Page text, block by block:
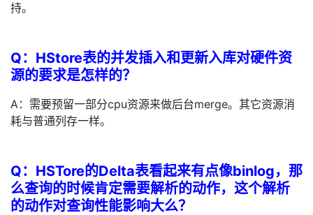
客
论
的
子
我
直
的
动
我
关
的
我
持。
Q：HStore表的并发插入和更新入库对硬件资
源的要求是怎样的？
A：需要预留一部分cpu资源来做后台merge。其它资源消
耗与普通列存一样。
Q：HSTore的Delta表看起来有点像binlog，那
么查询的时候肯定需要解析的动作，这个解析
的动作对查询性能影响大么？